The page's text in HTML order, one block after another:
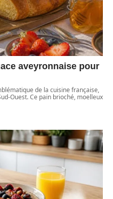
aveyronnaise pour
de la cuisine française,
Ouest. Ce pain brioché, moelleux